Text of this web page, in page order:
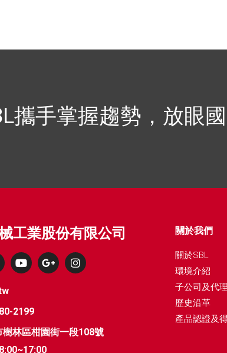
攜手掌握趨勢，放眼
工業股份有限公司
2199
樹林區柑園街一段108號
關於我們
關於SBL
環境介紹
子公司及代
歷史沿革
產品認證及